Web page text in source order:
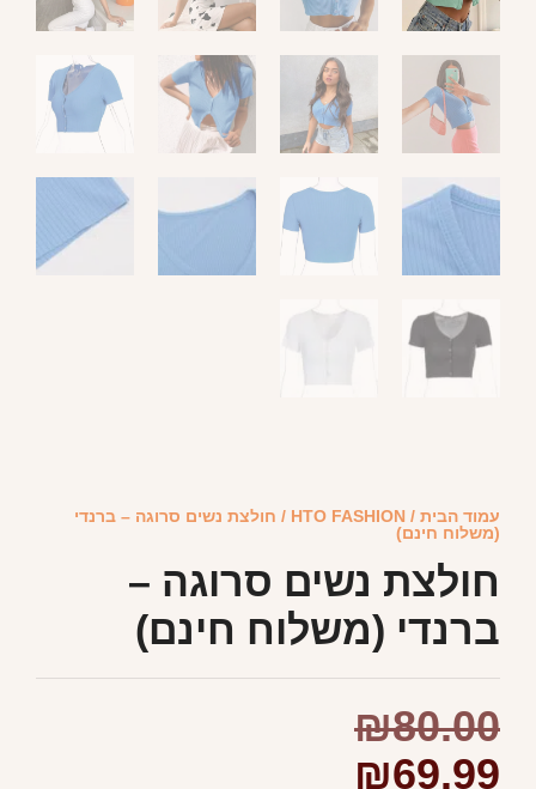
עמוד הבית /
HTO FASHION / חולצת נשים סרוגה – ברנדי
(משלוח חינם)
חולצת נשים סרוגה –
ברנדי (משלוח חינם)
₪80.00
₪69.99